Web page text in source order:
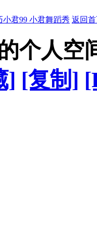
小君99 小君舞蹈秀 返回
个人空
] [复制]